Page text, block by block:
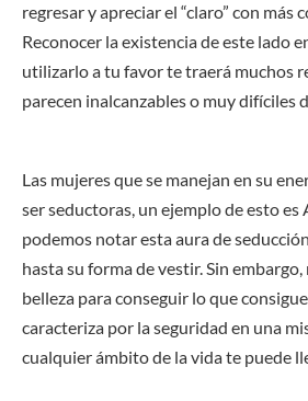
regresar y apreciar el “claro” con más
Reconocer la existencia de este lado
utilizarlo a tu favor te traerá muchos
parecen inalcanzables o muy difíciles
Las mujeres que se manejan en su
ser seductoras, un ejemplo de esto es
podemos notar esta aura de
hasta su forma de vestir. Sin embargo,
belleza para conseguir lo que
caracteriza por la seguridad en una
cualquier ámbito de la vida te puede